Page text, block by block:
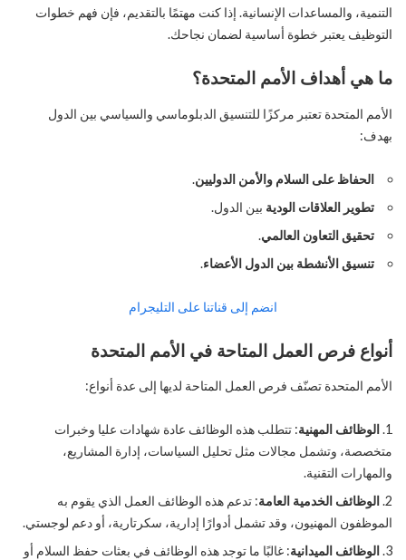
التنمية، والمساعدات الإنسانية. إذا كنت مهتمًا بالتقديم، فإن فهم خطوات
التوظيف يعتبر خطوة أساسية لضمان نجاحك.
ما هي أهداف الأمم المتحدة؟
الأمم المتحدة تعتبر مركزًا للتنسيق الدبلوماسي والسياسي بين الدول
بهدف:
الحفاظ على السلام والأمن الدوليين.
تطوير العلاقات الودية بين الدول.
تحقيق التعاون العالمي.
تنسيق الأنشطة بين الدول الأعضاء.
انضم إلى قناتنا على التليجرام
أنواع فرص العمل المتاحة في الأمم المتحدة
الأمم المتحدة تصنّف فرص العمل المتاحة لديها إلى عدة أنواع:
الوظائف المهنية: تتطلب هذه الوظائف عادة شهادات عليا وخبرات
متخصصة، وتشمل مجالات مثل تحليل السياسات، إدارة المشاريع،
والمهارات التقنية.
الوظائف الخدمية العامة: تدعم هذه الوظائف العمل الذي يقوم به
الموظفون المهنيون، وقد تشمل أدوارًا إدارية، سكرتارية، أو دعم لوجستي.
الوظائف الميدانية: غالبًا ما توجد هذه الوظائف في بعثات حفظ السلام أو